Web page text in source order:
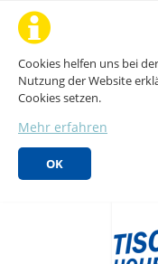
Cookies helfen uns bei
Nutzung der Website
Cookies setzen.
Mehr erfahren
OK